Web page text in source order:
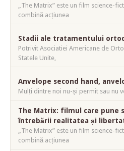
„The Matrix” este un film science-
combină acțiunea
Stadii ale tratamentului
Potrivit Asociatiei Americane de
Statele Unite,
Anvelope second hand,
Mulți dintre noi nu-și permit sau nu
The Matrix: filmul care pune
întrebării realitatea și
„The Matrix” este un film science-
combină acțiunea